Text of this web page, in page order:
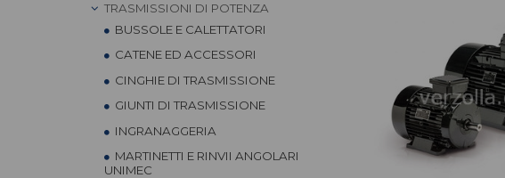
TRASMISSIONI DI POTENZA
BUSSOLE E CALETTATORI
CATENE ED ACCESSORI
CINGHIE DI TRASMISSIONE
GIUNTI DI TRASMISSIONE
INGRANAGGERIA
MARTINETTI E RINVII ANGOLARI
UNIMEC